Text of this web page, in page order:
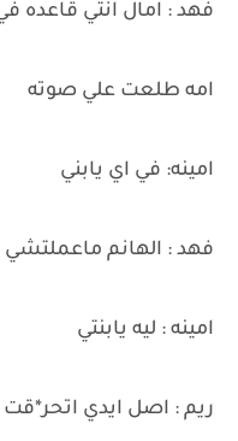
فهد : امال انتي قاعده
امه طلعت علي صوته
امينه: في اي يابني
فهد : الهانم ماعملتشي
امينه : ليه يابنتي
ريم : اصل ايدي اتحر*قت